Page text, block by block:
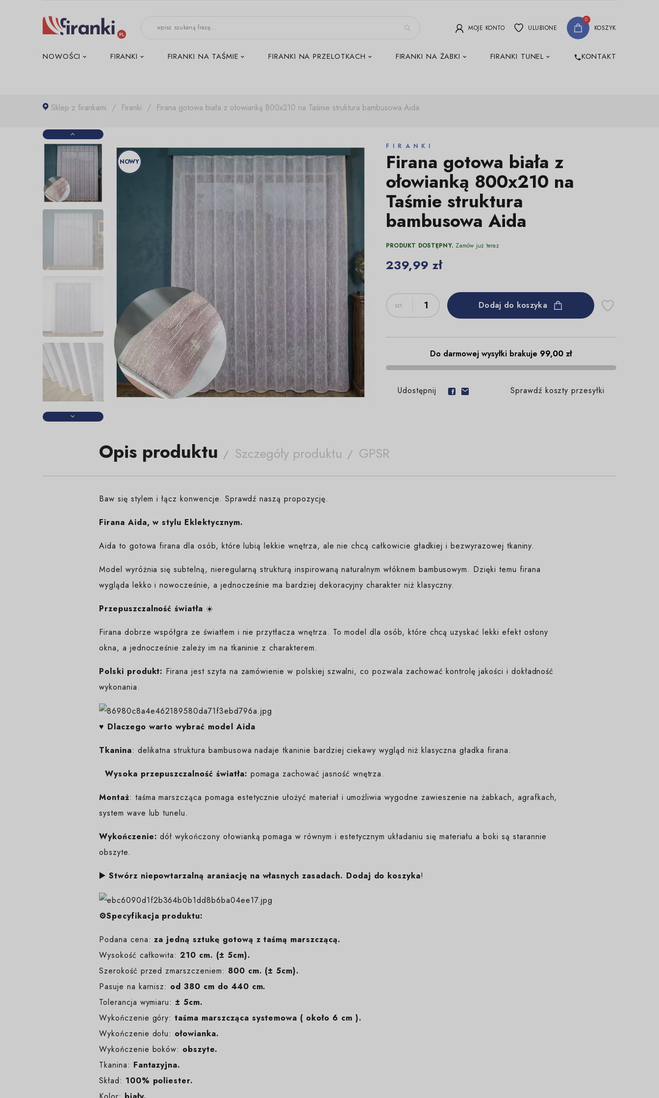
MOJE KONTO ULUBIONE
0
KOSZYK
NOWOŚCI FIRANKI FIRANKI NA TAŚMIE FIRANKI NA PRZELOTKACH FIRANKI NA ŻABKI FIRANKI TUNEL phoneKONTAKT
Sklep z firankami Firanki Firana gotowa biała z ołowianką 800x210 na Taśmie struktura bambusowa Aida
NOWY
FIRANKI
Firana gotowa biała z
ołowianką 800x210 na
Taśmie struktura
bambusowa Aida
PRODUKT DOSTĘPNY. Zamów już teraz
239,99 zł
Dodaj do koszyka
Do darmowej wysyłki brakuje 99,00 zł
Udostępnij Sprawdź koszty przesyłki
Opis produktu Szczegóły produktu GPSR
Baw się stylem i łącz konwencje. Sprawdź naszą propozycję.
Firana Aida, w stylu Eklektycznym.
Aida to gotowa firana dla osób, które lubią lekkie wnętrza, ale nie chcą całkowicie gładkiej i bezwyrazowej tkaniny.
Model wyróżnia się subtelną, nieregularną strukturą inspirowaną naturalnym włóknem bambusowym. Dzięki temu firana
wygląda lekko i nowocześnie, a jednocześnie ma bardziej dekoracyjny charakter niż klasyczny.
Przepuszczalność światła ☀️
Firana dobrze współgra ze światłem i nie przytłacza wnętrza. To model dla osób, które chcą uzyskać lekki efekt osłony
okna, a jednocześnie zależy im na tkaninie z charakterem.
Polski produkt: Firana jest szyta na zamówienie w polskiej szwalni, co pozwala zachować kontrolę jakości i dokładność
wykonania.
♥️ Dlaczego warto wybrać model Aida
Tkanina: delikatna struktura bambusowa nadaje tkaninie bardziej ciekawy wygląd niż klasyczna gładka firana.
Wysoka przepuszczalność światła: pomaga zachować jasność wnętrza.
Montaż: taśma marszcząca pomaga estetycznie ułożyć materiał i umożliwia wygodne zawieszenie na żabkach, agrafkach,
system wave lub tunelu.
Wykończenie: dół wykończony ołowianką pomaga w równym i estetycznym układaniu się materiału a boki są starannie
obszyte.
▶️ Stwórz niepowtarzalną aranżację na własnych zasadach. Dodaj do koszyka!
⚙️Specyfikacja produktu:
Podana cena: za jedną sztukę gotową z taśmą marszczącą.
Wysokość całkowita: 210 cm. (± 5cm).
Szerokość przed zmarszczeniem: 800 cm. (± 5cm).
Pasuje na karnisz: od 380 cm do 440 cm.
Tolerancja wymiaru: ± 5cm.
Wykończenie góry:taśma marszcząca systemowa ( około 6 cm ).
Wykończenie dołu: ołowianka.
Wykończenie boków: obszyte.
Tkanina: Fantazyjna.
Skład: 100% poliester.